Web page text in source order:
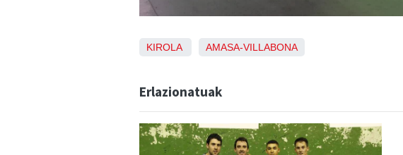
KIROLA AMASA-VILLABONA
Erlazionatuak